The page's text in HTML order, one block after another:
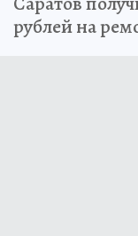
рублей на